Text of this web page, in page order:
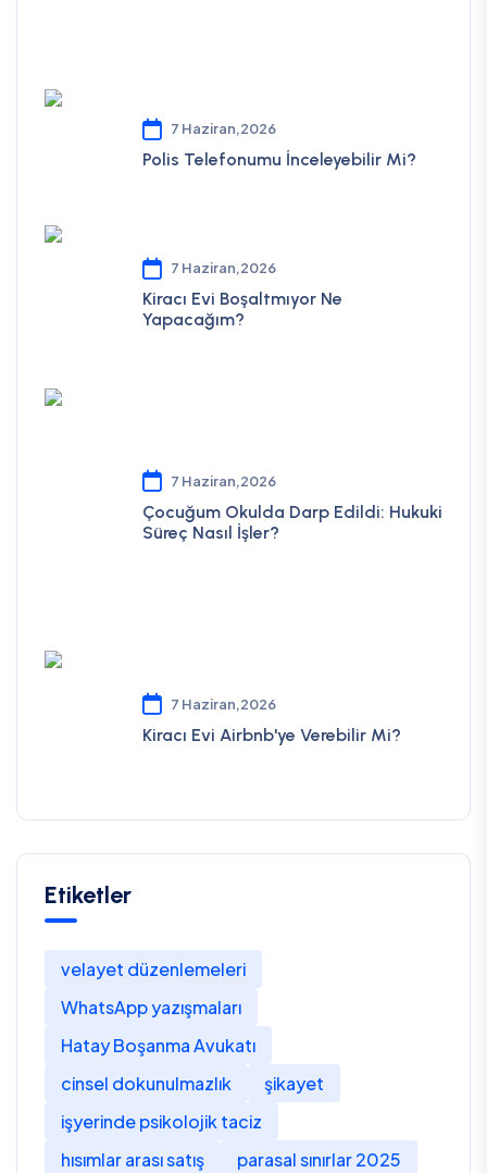
7 Haziran,2026
Polis Telefonumu İnceleyebilir Mi?
7 Haziran,2026
Kiracı Evi Boşaltmıyor Ne
Yapacağım?
7 Haziran,2026
Çocuğum Okulda Darp Edildi: Hukuki
Süreç Nasıl İşler?
7 Haziran,2026
Kiracı Evi Airbnb'ye Verebilir Mi?
Etiketler
velayet düzenlemeleri
WhatsApp yazışmaları
Hatay Boşanma Avukatı
cinsel dokunulmazlık
şikayet
işyerinde psikolojik taciz
hısımlar arası satış
parasal sınırlar 2025